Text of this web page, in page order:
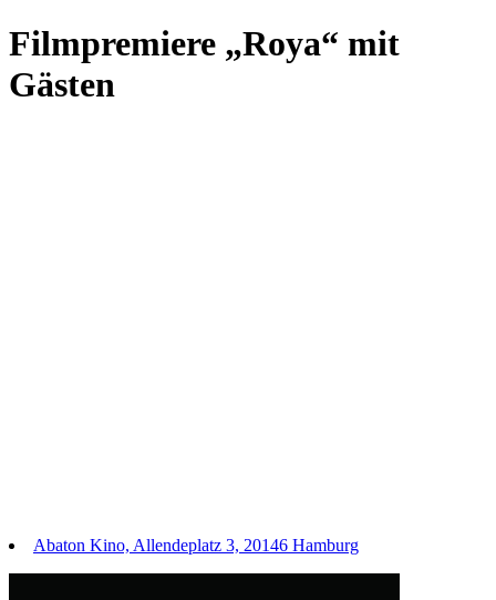
Filmpremiere „Roya“ mit
Gästen
Abaton Kino, Allendeplatz 3, 20146 Hamburg